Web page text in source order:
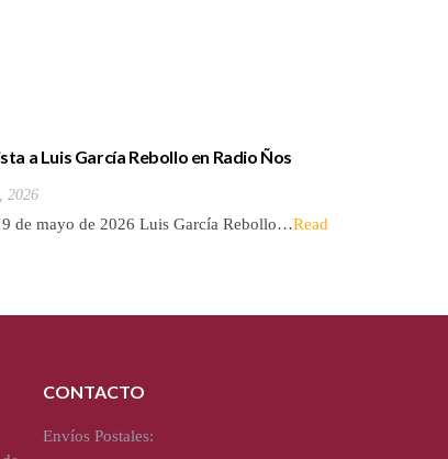
a Luis García Rebollo en Radio Ños
2026
de mayo de 2026 Luis García Rebollo…Read
CONTACTO
Envíos Postales: